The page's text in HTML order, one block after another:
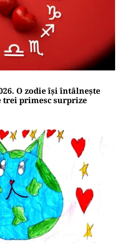
O zodie își întâlnește
trei primesc surprize